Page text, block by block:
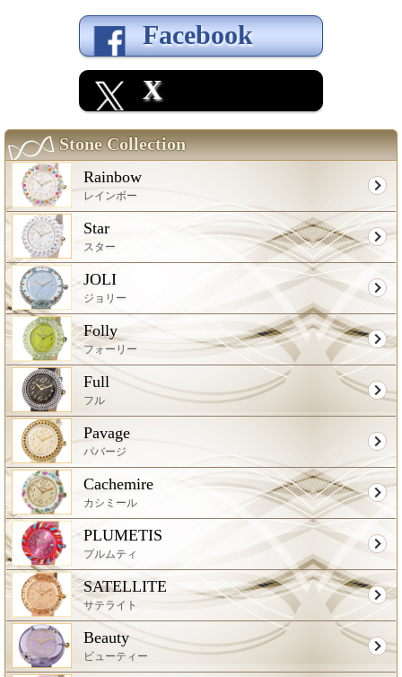
Facebook
X
Stone Collection
Rainbow
レインボー
Star
スター
JOLI
ジョリー
Folly
フォーリー
Full
フル
Pavage
パバージ
Cachemire
カシミール
PLUMETIS
プルムティ
SATELLITE
サテライト
Beauty
ビューティー